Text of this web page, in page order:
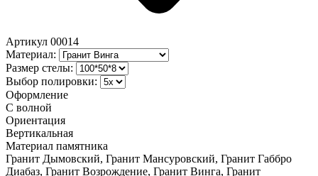
Артикул 00014
Материал:
Размер стелы:
Выбор полировки:
Оформление
С волной
Ориентация
Вертикальная
Материал памятника
Гранит Дымовский, Гранит Мансуровский, Гранит Габбро
Диабаз, Гранит Возрождение, Гранит Винга, Гранит